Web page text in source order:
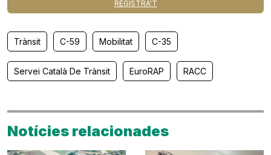
REGISTRA'T
Trànsit C-59 Mobilitat C-35
Servei Català De Trànsit EuroRAP RACC
Notícies relacionades